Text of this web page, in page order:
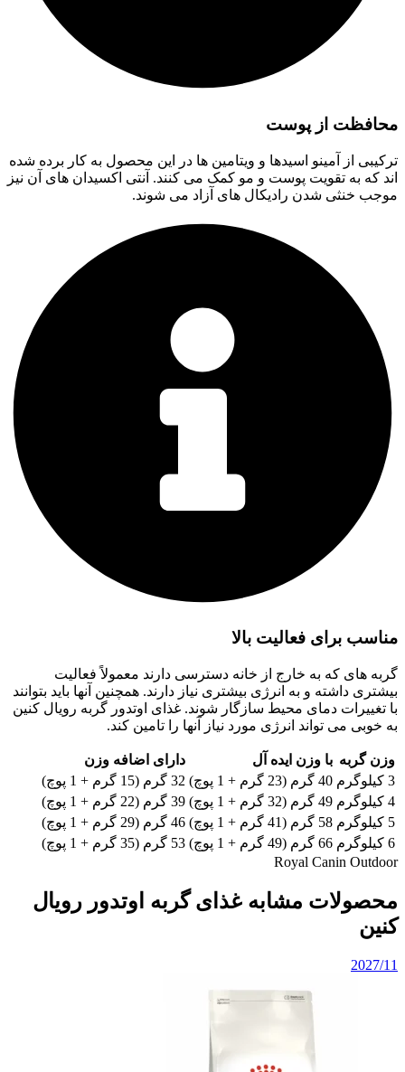
محافظت از پوست
ترکیبی از آمینو اسیدها و ویتامین ها در این محصول به کار برده شده
اند که به تقویت پوست و مو کمک می کنند. آنتی اکسیدان های آن نیز
موجب خنثی شدن رادیکال های آزاد می شوند.
مناسب برای فعالیت بالا
گربه های که به خارج از خانه دسترسی دارند معمولاً فعالیت
بیشتری داشته و به انرژی بیشتری نیاز دارند. همچنین آنها باید بتوانند
با تغییرات دمای محیط سازگار شوند. غذای اوتدور گربه رویال کنین
به خوبی می تواند انرژی مورد نیاز آنها را تامین کند.
وزن گربه با وزن ایده آل
دارای اضافه وزن
3 کیلوگرم
40 گرم (23 گرم + 1 پوچ)
32 گرم (15 گرم + 1 پوچ)
4 کیلوگرم
49 گرم (32 گرم + 1 پوچ)
39 گرم (22 گرم + 1 پوچ)
5 کیلوگرم
58 گرم (41 گرم + 1 پوچ)
46 گرم (29 گرم + 1 پوچ)
6 کیلوگرم
66 گرم (49 گرم + 1 پوچ)
53 گرم (35 گرم + 1 پوچ)
Royal Canin Outdoor
محصولات مشابه غذای گربه اوتدور رویال
کنین
2027/11